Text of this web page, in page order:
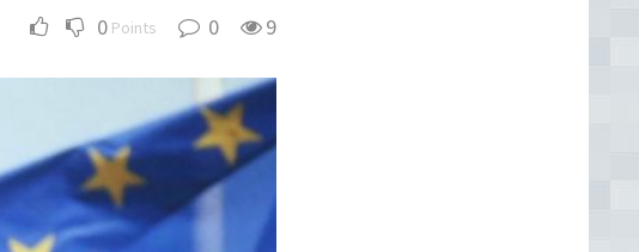
0 Points 0 9